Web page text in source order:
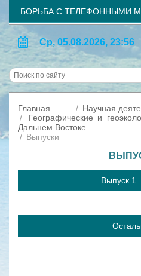
БОРЬБА С ТЕЛЕФОННЫМИ
Ср, 05.08.2026, 23:56
Главная Научная
Географические и
Дальнем Востоке
Выпуски
Выпуск 1.